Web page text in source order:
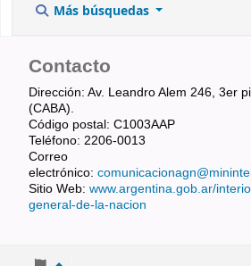
Más búsquedas
Contacto
Dirección: Av. Leandro Alem 246, 3er
(CABA).
Código postal: C1003AAP
Teléfono: 2206-0013
Correo
electrónico:
Sitio Web: www.argentina.gob.ar/
general-de-la-nacion